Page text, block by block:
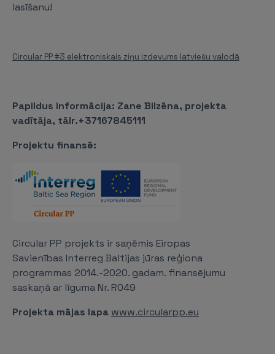
lasīšanu!
Circular PP #3 elektroniskais ziņu izdevums latviešu valodā
Papildus informācija: Zane Bilzēna, projekta
vadītāja, tālr.+37167845111
Projektu finansē:
Circular PP projekts ir saņēmis Eiropas
Savienības Interreg Baltijas jūras reģiona
programmas 2014.-2020. gadam. finansējumu
saskaņā ar līguma Nr. R049
Projekta mājas lapa www.circularpp.eu